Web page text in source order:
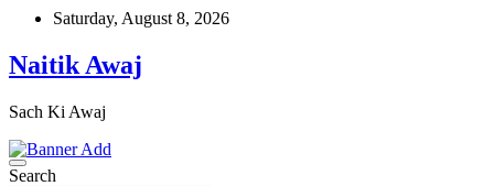
Skip
content
Saturday, August 8, 2026
Naitik Awaj
Sach Ki Awaj
Search